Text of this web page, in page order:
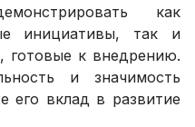
как
инициативы, так и
готовые к внедрению.
и значимость
его вклад в развитие